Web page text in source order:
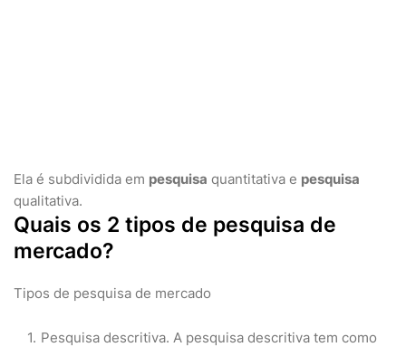
Ela é subdividida em pesquisa quantitativa e pesquisa
qualitativa.
Quais os 2 tipos de pesquisa de
mercado?
Tipos de pesquisa de mercado
Pesquisa descritiva. A pesquisa descritiva tem como